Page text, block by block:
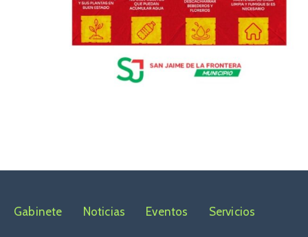
Gabinete Noticias Eventos Servicios